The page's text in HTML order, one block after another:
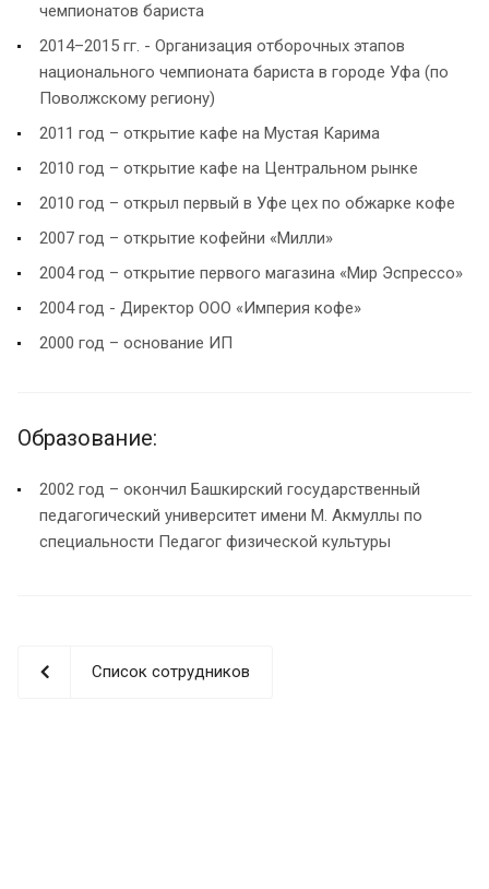
чемпионатов бариста
2014–2015 гг. - Организация отборочных этапов
национального чемпионата бариста в городе Уфа (по
Поволжскому региону)
2011 год – открытие кафе на Мустая Карима
2010 год – открытие кафе на Центральном рынке
2010 год – открыл первый в Уфе цех по обжарке кофе
2007 год – открытие кофейни «Милли»
2004 год – открытие первого магазина «Мир Эспрессо»
2004 год - Директор ООО «Империя кофе»
2000 год – основание ИП
Образование:
2002 год – окончил Башкирский государственный
педагогический университет имени М. Акмуллы по
специальности Педагог физической культуры
Список сотрудников